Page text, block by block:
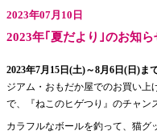
2023年07月10日
2023年｢夏だより｣のお知ら
2023年7月15日(土)～8月6日(日)ま
ジアム・おもだか屋でのお買い上
で、『ねこのヒゲつり』のチャン
カラフルなボールを釣って、猫グ